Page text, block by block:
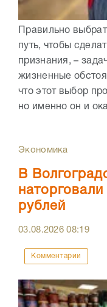
Правильно
путь, чтобы
признания, –
жизненные
что этот выбор
но именно он и
Экономика
В
рублей
03.08.202608:19
Комментарии